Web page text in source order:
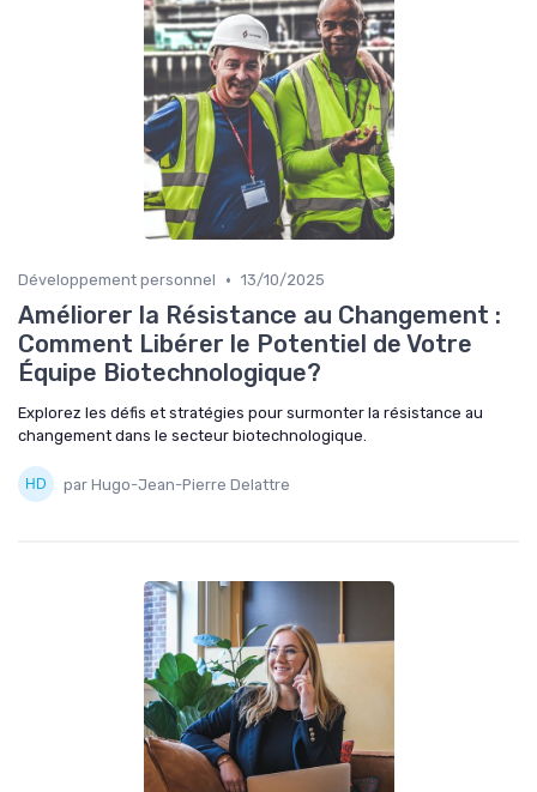
Développement personnel • 13/10/2025
Améliorer la Résistance au Changement :
Comment Libérer le Potentiel de Votre
Équipe Biotechnologique?
Explorez les défis et stratégies pour surmonter la résistance au
changement dans le secteur biotechnologique.
par Hugo-Jean-Pierre Delattre